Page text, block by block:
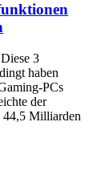
3
haben
PCs
der
44,5 Milliarden